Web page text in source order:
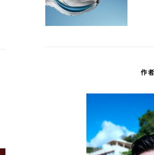
作者